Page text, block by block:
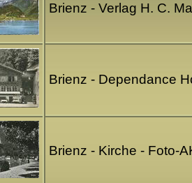
Brienz - Verlag H. C.
Brienz - Dependance
Brienz - Kirche - Foto-